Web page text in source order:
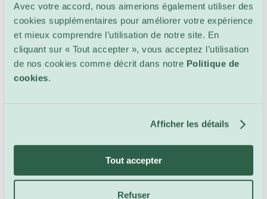
Avec votre accord, nous aimerions également utiliser des
cookies supplémentaires pour améliorer votre expérience
et mieux comprendre l’utilisation de notre site. En
cliquant sur « Tout accepter », vous acceptez l’utilisation
de nos cookies comme décrit dans notre Politique de
cookies.
Afficher les détails
Tout accepter
Refuser
Fête du Théâtre 2026 : visite
Conférences & Ateliers
Théâtre des Marionnettes
Visite de la collection de marionnettes qui